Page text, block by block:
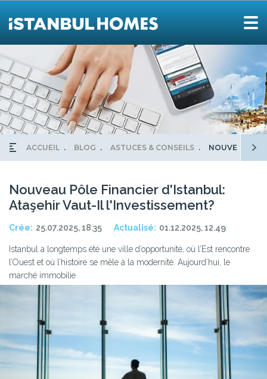
ACCUEIL BLOG ASTUCES & CONSEILS NOUVEAU
Nouveau Pôle Financier d'Istanbul:
Ataşehir Vaut-Il l'Investissement?
Crée: 25.07.2025, 18.35 Actualisé: 01.12.2025, 12.49
Istanbul a longtemps été une ville d’opportunité, où l’Est rencontre
l’Ouest et où l’histoire se mêle à la modernité. Aujourd’hui, le
marché immobilie